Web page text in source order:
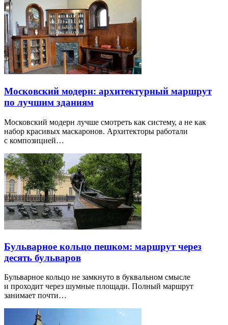
Московский модерн: архитектурный маршрут
по лучшим зданиям
Московский модерн лучше смотреть как систему, а не как
набор красивых маскаронов. Архитекторы работали
с композицией…
Бульварное кольцо пешком: маршрут через
десять бульваров
Бульварное кольцо не замкнуто в буквальном смысле
и проходит через шумные площади. Полный маршрут
занимает почти…